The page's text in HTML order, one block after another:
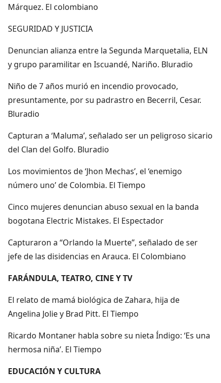
Márquez. El colombiano
SEGURIDAD Y JUSTICIA
Denuncian alianza entre la Segunda Marquetalia, ELN
y grupo paramilitar en Iscuandé, Nariño. Bluradio
Niño de 7 años murió en incendio provocado,
presuntamente, por su padrastro en Becerril, Cesar.
Bluradio
Capturan a ‘Maluma’, señalado ser un peligroso sicario
del Clan del Golfo. Bluradio
Los movimientos de ‘Jhon Mechas’, el ‘enemigo
número uno’ de Colombia. El Tiempo
Cinco mujeres denuncian abuso sexual en la banda
bogotana Electric Mistakes. El Espectador
Capturaron a “Orlando la Muerte”, señalado de ser
jefe de las disidencias en Arauca. El Colombiano
FARÁNDULA, TEATRO, CINE Y TV
El relato de mamá biológica de Zahara, hija de
Angelina Jolie y Brad Pitt. El Tiempo
Ricardo Montaner habla sobre su nieta Índigo: ‘Es una
hermosa niña’. El Tiempo
EDUCACIÓN Y CULTURA